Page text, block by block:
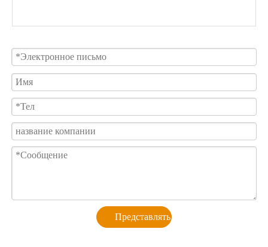
Представлять на рассмотрение